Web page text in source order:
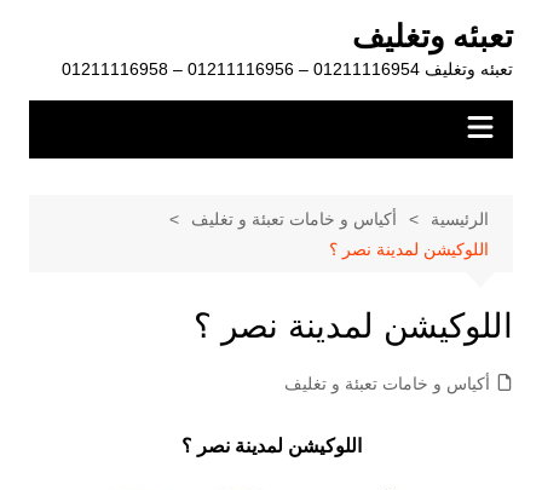
المحتوى
تعبئه وتغليف
تعبئه وتغليف 01211116954 – 01211116956 – 01211116958
الرئيسية
أكياس و خامات تعبئة و تغليف
اللوكيشن لمدينة نصر ؟
اللوكيشن لمدينة نصر ؟
أكياس و خامات تعبئة و تغليف
اللوكيشن لمدينة نصر ؟